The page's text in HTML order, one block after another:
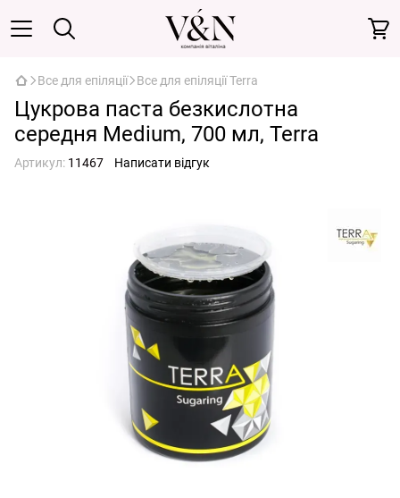
Все для епіляції Все для епіляції Terra
Цукрова паста безкислотна
середня Medium, 700 мл, Terra
Артикул: 11467 Написати відгук